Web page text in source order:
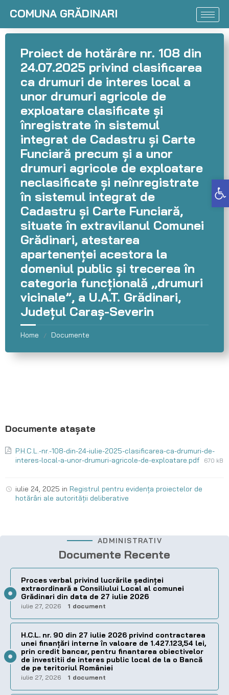
Deschide bara de unelte
COMUNA GRĂDINARI
Proiect de hotărâre nr. 108 din
24.07.2025 privind clasificarea
ca drumuri de interes local a
unor drumuri agricole de
exploatare clasificate și
înregistrate în sistemul
integrat de Cadastru și Carte
Funciară precum și a unor
drumuri agricole de exploatare
neclasificate și neînregistrate
în sistemul integrat de
Cadastru și Carte Funciară,
situate în extravilanul Comunei
Grădinari, atestarea
apartenenței acestora la
domeniul public și trecerea în
categoria funcțională ,,drumuri
vicinale”, a U.A.T. Grădinari,
Județul Caraș-Severin
Home / Documente
P.H.C.L.-nr.-108-din-24-iulie-2025-clasificarea-ca-drumuri-de-
interes-local-a-unor-drumuri-agricole-de-exploatare.pdf
670 kB
iulie 24, 2025 in Registrul pentru evidența proiectelor de
hotărâri ale autorității deliberative
ADMINISTRATIV
Documente Recente
Proces verbal privind lucrările ședinței
extraordinară a Consiliului Local al comunei
Grădinari din data de 27 iulie 2026
iulie 27, 2026 1 document
H.C.L. nr. 90 din 27 iulie 2026 privind contractarea
unei finanțări interne în valoare de 1.427.123,54 lei,
prin credit bancar, pentru finantarea obiectivelor
de investitii de interes public local de la o Bancă
de pe teritoriul României
iulie 27, 2026 1 document